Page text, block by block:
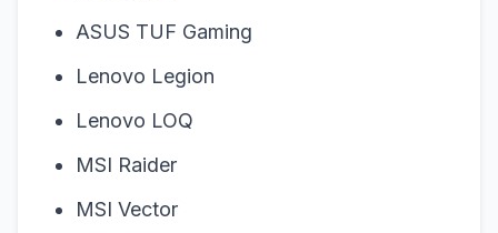
ASUS TUF Gaming
Lenovo Legion
Lenovo LOQ
MSI Raider
MSI Vector